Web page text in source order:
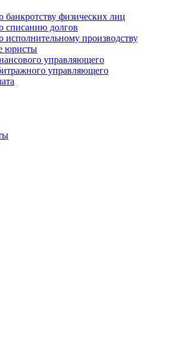
физических лиц
списанию долгов
производству
юристы
управляющего
управляющего